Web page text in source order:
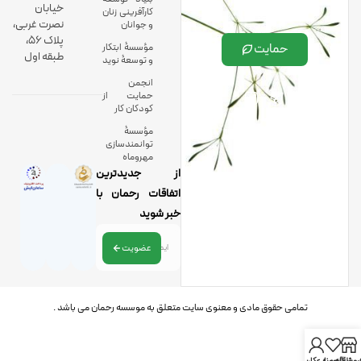
حمایت
کارآفرینی زنان
و جوانان
مؤسسۀ ابتکار
و توسعۀ نوید
انجمن
حمایت از
کودکان کار
مؤسسۀ
توانمندسازی
مهروماه
خیابان
نصرت غربی،
پلاک 56،
طبقه اول
از جدیدترین
اتفاقات رحمان با
خبر شوید
عضویت
تمامی حقوق مادی و معنوی سایت متعلق به موسسه رحمان می باشد .